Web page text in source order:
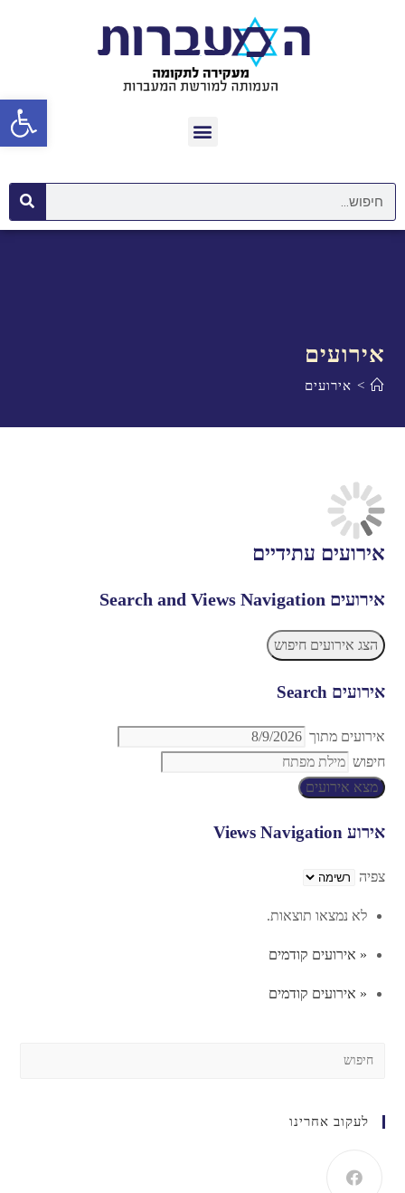
אירועים
> אירועים
אירועים עתידיים
אירועים Search and Views Navigation
הצג אירועים חיפוש
אירועים Search
אירועים מתוך
חיפוש
אירוע Views Navigation
צפיה
לא נמצאו תוצאות.
« אירועים קודמים
« אירועים קודמים
לעקוב אחרינו
פתח סרגל נגישות